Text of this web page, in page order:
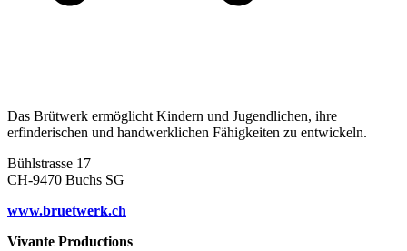
Das Brütwerk ermöglicht Kindern und Jugendlichen, ihre
erfinderischen und handwerklichen Fähigkeiten zu entwickeln.
Bühlstrasse 17
CH-9470 Buchs SG
www.bruetwerk.ch
Vivante Productions